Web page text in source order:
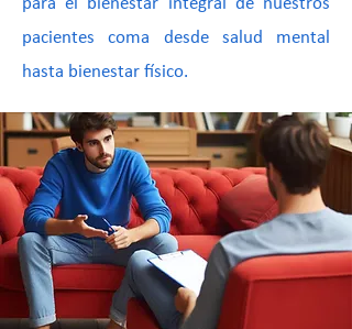
para el bienestar integral de nuestros
pacientes coma desde salud mental
hasta bienestar físico.